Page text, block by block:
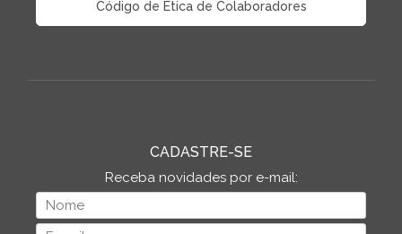
Código de Ética de Colaboradores
CADASTRE-SE
Receba novidades por e-mail: